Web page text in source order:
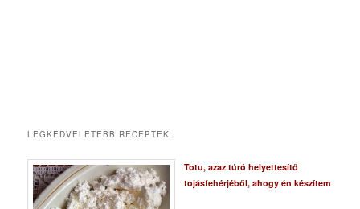
LEGKEDVELETEBB RECEPTEK
Totu, azaz túró helyettesítő
tojásfehérjéből, ahogy én készítem